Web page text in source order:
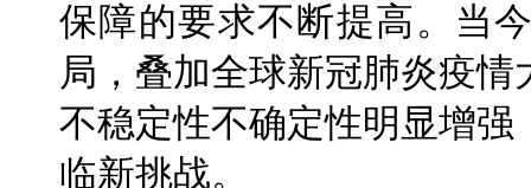
保障的要求不断提高。当
局，叠加全球新冠肺炎疫
不稳定性不确定性明显增
临新挑战。